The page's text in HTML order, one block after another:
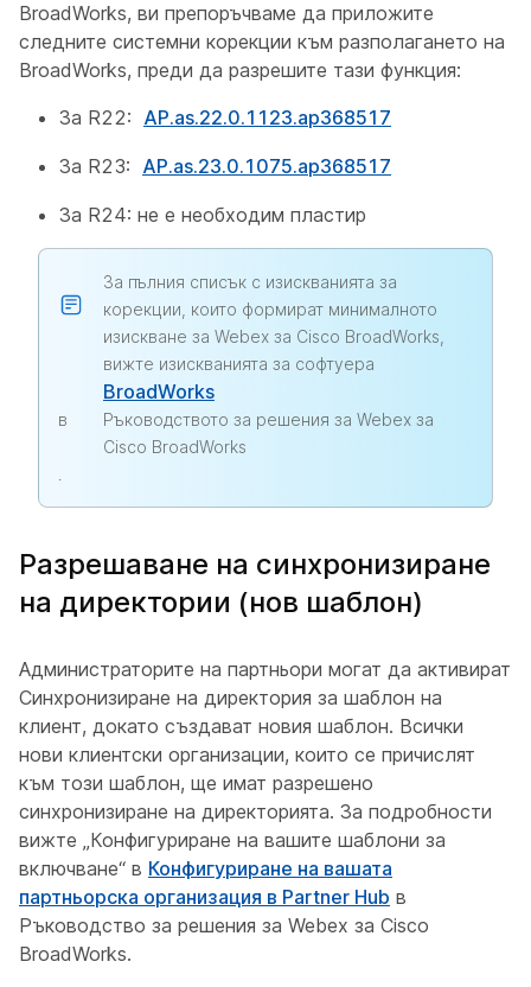
BroadWorks, ви препоръчваме да приложите
следните системни корекции към разполагането на
BroadWorks, преди да разрешите тази функция:
За R22: AP.as.22.0.1123.ap368517
За R23: AP.as.23.0.1075.ap368517
За R24: не е необходим пластир
За пълния списък с изискванията за
корекции, които формират минималното
изискване за Webex за Cisco BroadWorks,
вижте изискванията за софтуера
BroadWorks
в
Ръководството за решения за Webex за
Cisco BroadWorks
Разрешаване на синхронизиране
на директории (нов шаблон)
Администраторите на партньори могат да активират
Синхронизиране на директория за шаблон на
клиент, докато създават новия шаблон. Всички
нови клиентски организации, които се причислят
към този шаблон, ще имат разрешено
синхронизиране на директорията. За подробности
вижте „Конфигуриране на вашите шаблони за
включване“ в Конфигуриране на вашата
партньорска организация в Partner Hub в
Ръководство за решения за Webex за Cisco
BroadWorks.